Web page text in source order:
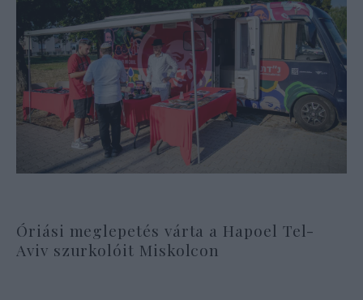
Óriási meglepetés várta a Hapoel Tel-
Aviv szurkolóit Miskolcon